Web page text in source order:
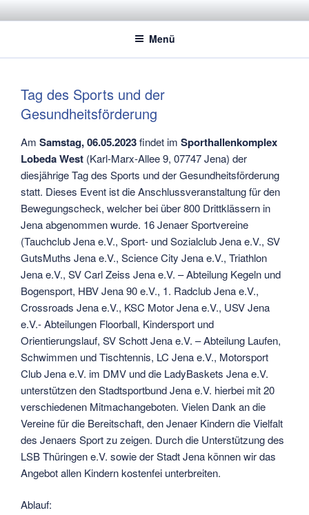
InhaltSTADTSPORTBUND JENA E.V.
Dachverband der Jenaer Sportvereine
Menü
Tag des Sports und der
Gesundheitsförderung
Am Samstag, 06.05.2023findet im Sporthallenkomplex
Lobeda West (Karl-Marx-Allee 9, 07747 Jena) der
diesjährige Tag des Sports und der Gesundheitsförderung
statt. Dieses Event ist die Anschlussveranstaltung für den
Bewegungscheck, welcher bei über 800 Drittklässern in
Jena abgenommen wurde. 16 Jenaer Sportvereine
(Tauchclub Jena e.V., Sport- und Sozialclub Jena e.V., SV
GutsMuths Jena e.V., Science City Jena e.V., Triathlon
Jena e.V., SV Carl Zeiss Jena e.V. – Abteilung Kegeln und
Bogensport, HBV Jena 90 e.V., 1. Radclub Jena e.V.,
Crossroads Jena e.V., KSC Motor Jena e.V., USV Jena
e.V.- Abteilungen Floorball, Kindersport und
Orientierungslauf, SV Schott Jena e.V. – Abteilung Laufen,
Schwimmen und Tischtennis, LC Jena e.V., Motorsport
Club Jena e.V. im DMV und die LadyBaskets Jena e.V.
unterstützen den Stadtsportbund Jena e.V. hierbei mit 20
verschiedenen Mitmachangeboten. Vielen Dank an die
Vereine für die Bereitschaft, den Jenaer Kindern die Vielfalt
des Jenaers Sport zu zeigen. Durch die Unterstützung des
LSB Thüringen e.V. sowie der Stadt Jena können wir das
Angebot allen Kindern kostenfei unterbreiten.
Ablauf: